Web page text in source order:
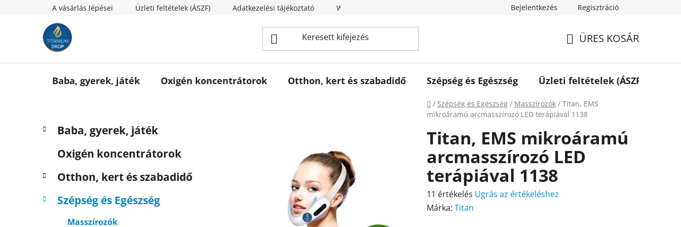
tartalomhoz
A vásárlás lépései Üzleti feltételek (ÁSZF) Adatkezelési tájékoztató Webáruház értékelése Bejelentkezés Regisztráció
ÜRES KOSÁR
Baba, gyerek, játék Oxigén koncentrátorok Otthon, kert és szabadidő Szépség és Egészség Üzleti feltételek (ÁSZF)
Kezdőlap
/ Szépség és Egészség / Masszírozók / Titan, EMS
mikroáramú arcmasszírozó LED terápiával 1138
O
l
ó
Kategóriák
átugrása
K
a
ó
i
Baba, gyerek, játék
Oxigén koncentrátorok
Otthon, kert és szabadidő
Szépség és Egészség
Masszírozók
Titan, EMS mikroáramú
arcmasszírozó LED
terápiával 1138
A
termék
11 értékelés Ugrás az értékeléshez
Márka: Titan